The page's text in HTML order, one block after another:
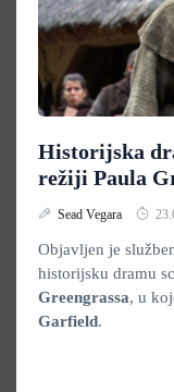
Historijska
režiji Paula
Sead Vegara
Objavljen je
historijsku dramu
Greengrassa, u
Garfield.